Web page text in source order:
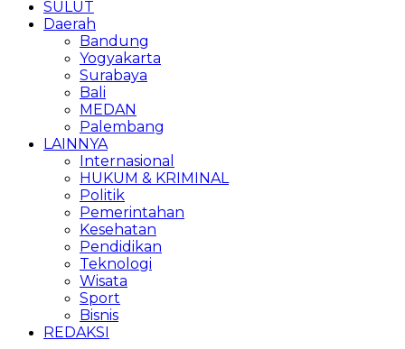
SULUT
Daerah
Bandung
Yogyakarta
Surabaya
Bali
MEDAN
Palembang
LAINNYA
Internasional
HUKUM & KRIMINAL
Politik
Pemerintahan
Kesehatan
Pendidikan
Teknologi
Wisata
Sport
Bisnis
REDAKSI